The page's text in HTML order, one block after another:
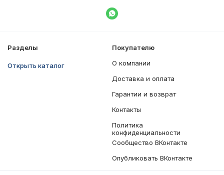
Разделы
Открыть каталог
Покупателю
О компании
Доставка и оплата
Гарантии и возврат
Контакты
Политика
конфиденциальности
Сообщество ВКонтакте
Опубликовать ВКонтакте
Написать в WhatsApp